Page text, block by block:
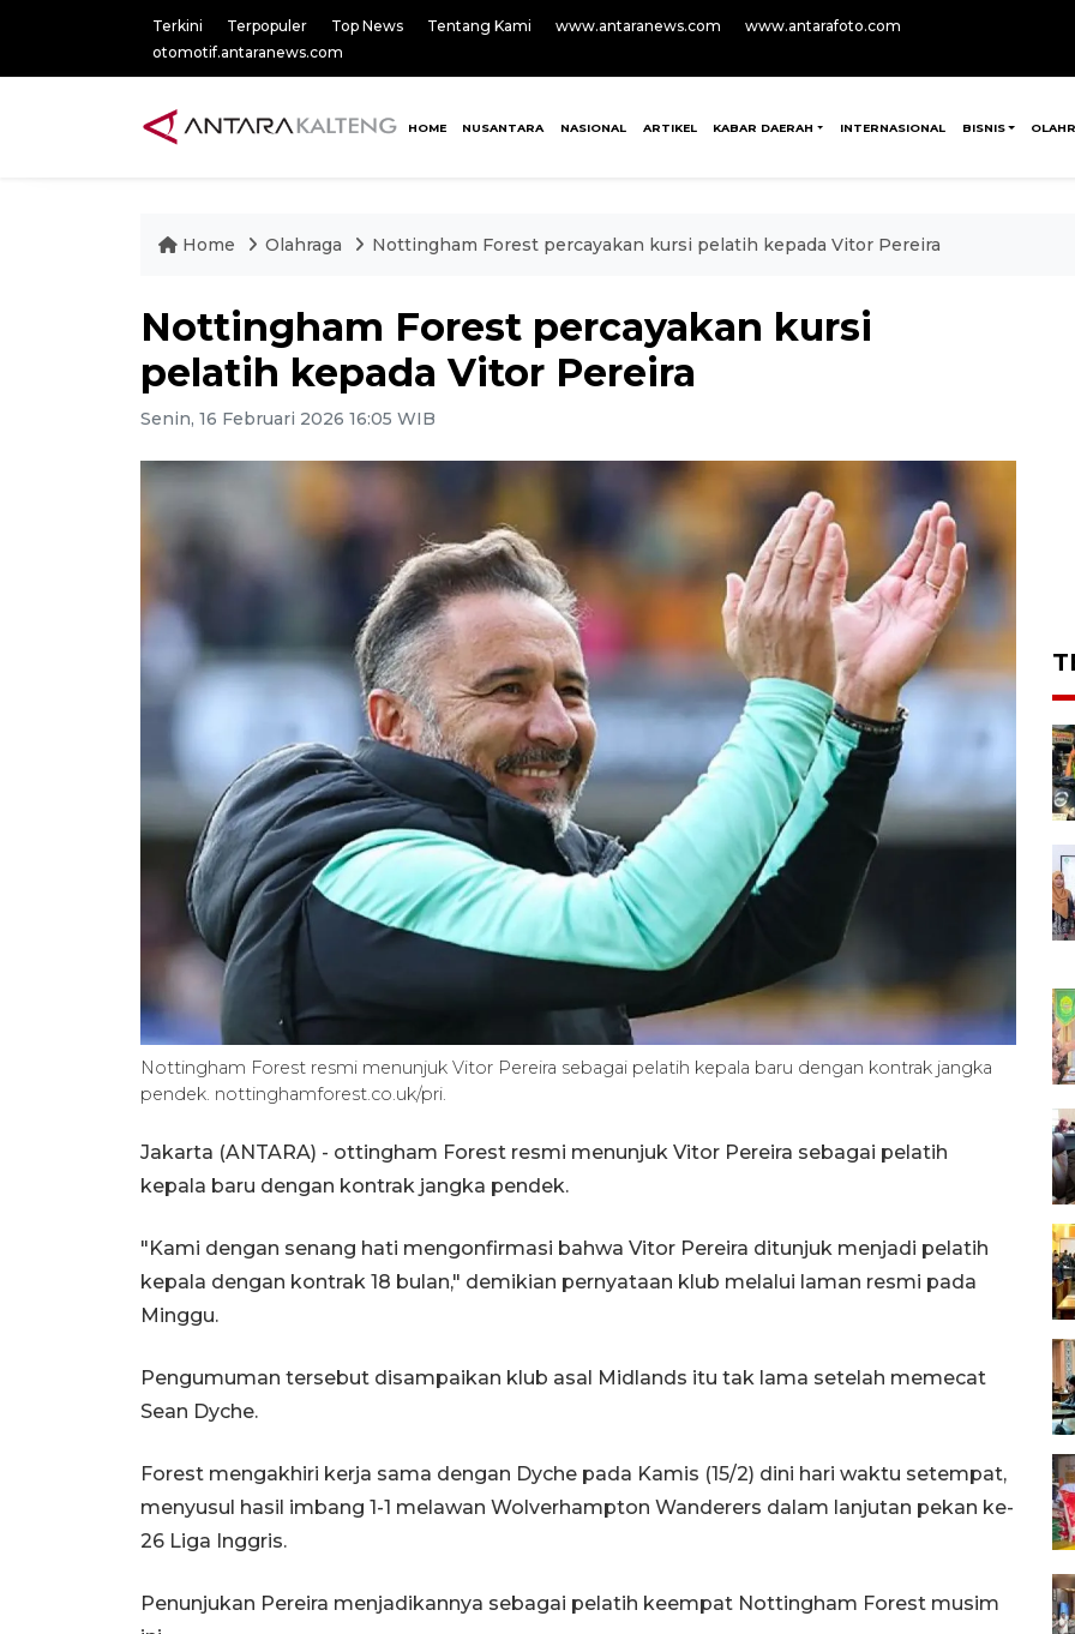
Terkini Terpopuler Top News Tentang Kami www.antaranews.com
www.antarafoto.com
otomotif.antaranews.com
HOME NUSANTARA NASIONAL ARTIKEL KABAR DAERAH INTERNASIONAL BISNIS
Home Olahraga Nottingham Forest percayakan kursi pelatih kepada Vitor Pereira
Nottingham Forest percayakan kursi
pelatih kepada Vitor Pereira
Senin, 16 Februari 2026 16:05 WIB
Nottingham Forest resmi menunjuk Vitor Pereira sebagai pelatih kepala baru dengan kontrak jangka
pendek. nottinghamforest.co.uk/pri.
Jakarta (ANTARA) - ottingham Forest resmi menunjuk Vitor Pereira sebagai pelatih
kepala baru dengan kontrak jangka pendek.
"Kami dengan senang hati mengonfirmasi bahwa Vitor Pereira ditunjuk menjadi pelatih
kepala dengan kontrak 18 bulan," demikian pernyataan klub melalui laman resmi pada
Minggu.
Pengumuman tersebut disampaikan klub asal Midlands itu tak lama setelah memecat
Sean Dyche.
Forest mengakhiri kerja sama dengan Dyche pada Kamis (15/2) dini hari waktu setempat,
menyusul hasil imbang 1-1 melawan Wolverhampton Wanderers dalam lanjutan pekan ke-
26 Liga Inggris.
Penunjukan Pereira menjadikannya sebagai pelatih keempat Nottingham Forest musim